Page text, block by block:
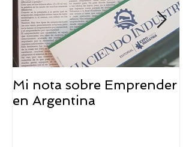
Mi nota sobre Emprender
en Argentina